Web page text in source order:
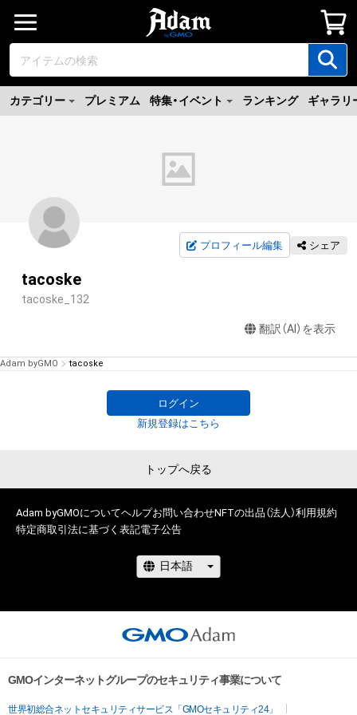
カテゴリー プレミアム 特集・イベント ランキング ギャラリ
プロフィール編集 シェア
tacoske
tacoske_132
翻訳（AI）を表示
Adam byGMO tacoske
ログイン
新規登録はこちら
トップへ戻る
Adam byGMOについてヘルプお問い合わせNFTの出品（法人）利用規約
特定商取引法に基づく表記電子公告
GMOインターネットグループのセキュリティ事業について
世界初総合ネットセキュリティサービス「GMOセキュリティ24」